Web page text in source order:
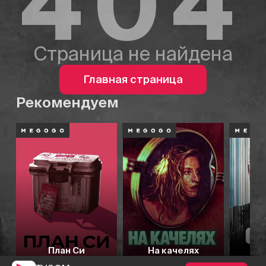
Страница не найдена
Главная страница
Рекомендуем
План Си На качелях